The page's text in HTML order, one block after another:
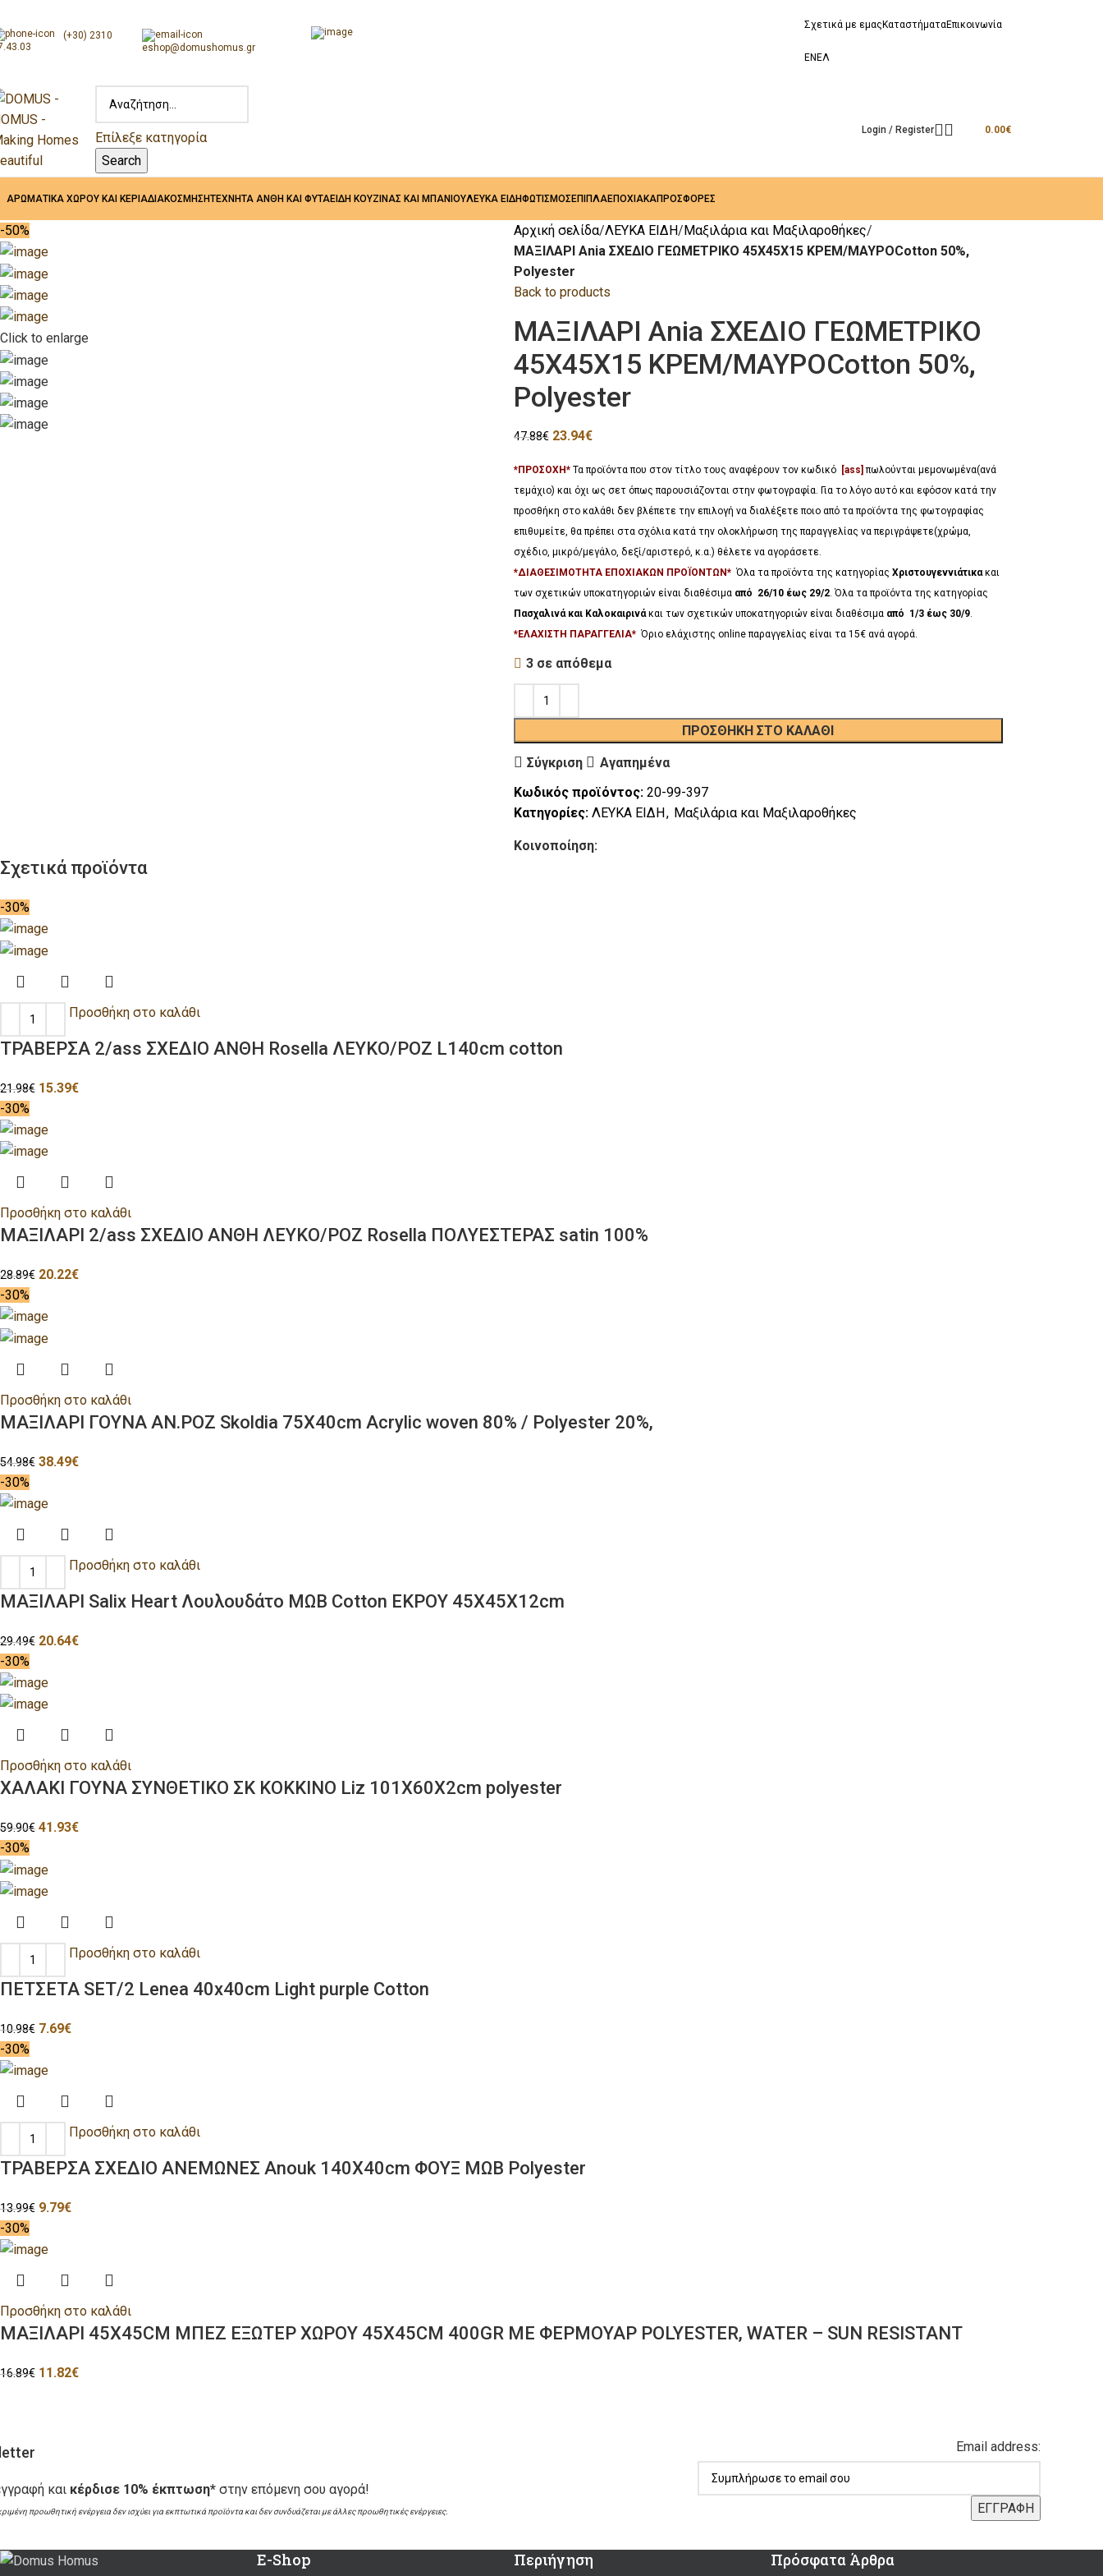
(+30) 2310
eshop@domushomus.gr
Σχετικά με εμας ΚαταστήματαΕπικοινωνία
EN ΕΛ
Επίλεξε κατηγορία
Search
Login / Register 0.00€
ΑΡΩΜΑΤΙΚΑ ΧΩΡΟΥ ΚΑΙ ΚΕΡΙΑΔΙΑΚΟΣΜΗΣΗΤΕΧΝΗΤΑ ΑΝΘΗ ΚΑΙ ΦΥΤΑΕΙΔΗ ΚΟΥΖΙΝΑΣ ΚΑΙ ΜΠΑΝΙΟΥΛΕΥΚΑ ΕΙΔΗΦΩΤΙΣΜΟΣ ΕΠΙΠΛΑΕΠΟΧΙΑΚΑΠΡΟΣΦΟΡΕΣ
-50%
Click to enlarge
Αρχική σελίδα ΛΕΥΚΑ ΕΙΔΗ Μαξιλάρια και Μαξιλαροθήκες
ΜΑΞΙΛΑΡΙ Ania ΣΧΕΔΙΟ ΓΕΩΜΕΤΡΙΚΟ 45Χ45Χ15 ΚΡΕΜ/ΜΑΥΡΟCotton 50%,
Polyester
Back to products
ΜΑΞΙΛΑΡΙ Ania ΣΧΕΔΙΟ ΓΕΩΜΕΤΡΙΚΟ
45Χ45Χ15 ΚΡΕΜ/ΜΑΥΡΟCotton 50%,
Polyester
47.88€ 23.94€
*ΠΡΟΣΟΧΗ* Τα προϊόντα που στον τίτλο τους αναφέρουν τον κωδικό [ass] πωλούνται μεμονωμένα(ανά
τεμάχιο) και όχι ως σετ όπως παρουσιάζονται στην φωτογραφία. Για το λόγο αυτό και εφόσον κατά την
προσθήκη στο καλάθι δεν βλέπετε την επιλογή να διαλέξετε ποιο από τα προϊόντα της φωτογραφίας
επιθυμείτε, θα πρέπει στα σχόλια κατά την ολοκλήρωση της παραγγελίας να περιγράψετε(χρώμα,
σχέδιο, μικρό/μεγάλο, δεξί/αριστερό, κ.α.) θέλετε να αγοράσετε.
*ΔΙΑΘΕΣΙΜΟΤΗΤΑ ΕΠΟΧΙΑΚΩΝ ΠΡΟΪΟΝΤΩΝ* Όλα τα προϊόντα της κατηγορίας Χριστουγεννιάτικακαι
των σχετικών υποκατηγοριών είναι διαθέσιμα από 26/10 έως 29/2. Όλα τα προϊόντα της κατηγορίας
Πασχαλινά και Καλοκαιρινάκαι των σχετικών υποκατηγοριών είναι διαθέσιμα από 1/3 έως 30/9.
*ΕΛΑΧΙΣΤΗ ΠΑΡΑΓΓΕΛΙΑ* Όριο ελάχιστης online παραγγελίας είναι τα 15€ ανά αγορά.
3 σε απόθεμα
ΠΡΟΣΘΉΚΗ ΣΤΟ ΚΑΛΆΘΙ
Σύγκριση
Αγαπημένα
Κωδικός προϊόντος: 20-99-397
Κατηγορίες: ΛΕΥΚΑ ΕΙΔΗ, Μαξιλάρια και Μαξιλαροθήκες
Κοινοποίηση:
Σχετικά προϊόντα
-30%
Προσθήκη στο καλάθι
ΤΡΑΒΕΡΣΑ 2/ass ΣΧΕΔΙΟ ΑΝΘΗ Rosella ΛΕΥΚΟ/ΡΟΖ L140cm cotton
21.98€ 15.39€
-30%
Προσθήκη στο καλάθι
ΜΑΞΙΛΑΡΙ 2/ass ΣΧΕΔΙΟ ΑΝΘΗ ΛΕΥΚΟ/ΡΟΖ Rosella ΠΟΛΥΕΣΤΕΡΑΣ satin 100%
28.89€ 20.22€
-30%
Προσθήκη στο καλάθι
ΜΑΞΙΛΑΡΙ ΓΟΥΝΑ ΑΝ.ΡΟΖ Skoldia 75Χ40cm Acrylic woven 80% / Polyester 20%,
54.98€ 38.49€
-30%
Προσθήκη στο καλάθι
ΜΑΞΙΛΑΡΙ Salix Heart Λουλουδάτο ΜΩΒ Cotton ΕΚΡΟΥ 45Χ45Χ12cm
29.49€ 20.64€
-30%
Προσθήκη στο καλάθι
ΧΑΛΑΚΙ ΓΟΥΝΑ ΣΥΝΘΕΤΙΚΟ ΣΚ ΚΟΚΚΙΝΟ Liz 101Χ60Χ2cm polyester
59.90€ 41.93€
-30%
Προσθήκη στο καλάθι
ΠΕΤΣΕΤΑ SET/2 Lenea 40x40cm Light purple Cotton
10.98€ 7.69€
-30%
Προσθήκη στο καλάθι
ΤΡΑΒΕΡΣΑ ΣΧΕΔΙΟ ΑΝΕΜΩΝΕΣ Anouk 140Χ40cm ΦΟΥΞ ΜΩΒ Polyester
13.99€ 9.79€
-30%
Προσθήκη στο καλάθι
ΜΑΞΙΛΑΡΙ 45X45CM ΜΠΕΖ ΕΞΩΤΕΡ ΧΩΡΟΥ 45X45CM 400GR ΜΕ ΦΕΡΜΟΥΑΡ POLYESTER, WATER – SUN RESISTANT
16.89€ 11.82€
και κέρδισε 10% έκπτωση* στην επόμενη σου αγορά!
προωθητική ενέργεια δεν ισχύει για εκπτωτικά προϊόντα και δεν συνδυάζεται με άλλες προωθητικές ενέργειες.
Email address:
E-Shop Περιήγηση Πρόσφατα Άρθρα